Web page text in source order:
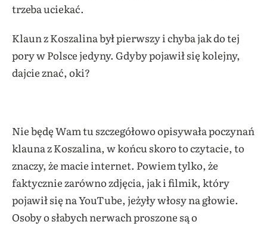
trzeba uciekać.
Klaun z Koszalina był pierwszy i chyba jak do tej
pory w Polsce jedyny. Gdyby pojawił się kolejny,
dajcie znać, oki?
Nie będę Wam tu szczegółowo opisywała poczynań
klauna z Koszalina, w końcu skoro to czytacie, to
znaczy, że macie internet. Powiem tylko, że
faktycznie zarówno zdjęcia, jak i filmik, który
pojawił się na YouTube, jeżyły włosy na głowie.
Osoby o słabych nerwach proszone są o